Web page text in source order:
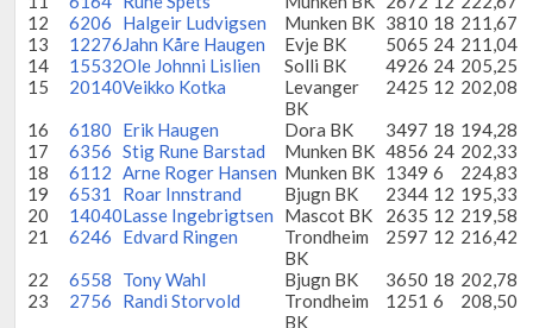
12
6206 Halgeir Ludvigsen Munken BK 3810 18 211,67
13
12276Jahn Kåre Haugen Evje BK 5065 24 211,04
14
15532Ole Johnni Lislien Solli BK 4926 24 205,25
15
20140Veikko Kotka
Levanger
BK
2425 12 202,08
16
6180 Erik Haugen Dora BK 3497 18 194,28
17
6356 Stig Rune Barstad Munken BK 4856 24 202,33
18
6112 Arne Roger Hansen Munken BK 1349 6
224,83
19
6531 Roar Innstrand Bjugn BK 2344 12 195,33
20
14040Lasse Ingebrigtsen Mascot BK 2635 12 219,58
21
6246 Edvard Ringen
Trondheim
BK
2597 12 216,42
22
6558 Tony Wahl Bjugn BK 3650 18 202,78
23
2756 Randi Storvold
Trondheim
BK
1251 6
208,50